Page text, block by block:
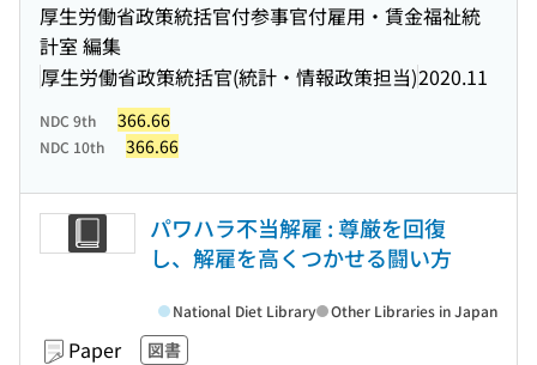
厚生労働省政策統括官付参事官付雇用・賃金福祉統
計室 編集
厚生労働省政策統括官(統計・情報政策担当)2020.11
NDC 9th 366.66
NDC 10th 366.66
パワハラ不当解雇 : 尊厳を回復
し、解雇を高くつかせる闘い方
Paper 図書
National Diet Library Other Libraries in Japan